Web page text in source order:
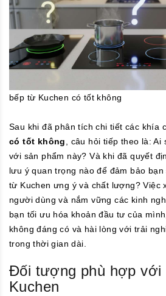
bếp từ Kuchen có tốt không
Sau khi đã phân tích chi tiết các khía
có tốt không, câu hỏi tiếp theo là:
với sản phẩm này? Và khi đã quyết
lưu ý quan trọng nào để đảm bảo
từ Kuchen ưng ý và chất lượng? Việc
người dùng và nắm vững các kinh
bạn tối ưu hóa khoản đầu tư của
không đáng có và hài lòng với trải
trong thời gian dài.
Đối tượng phù hợp với
Kuchen